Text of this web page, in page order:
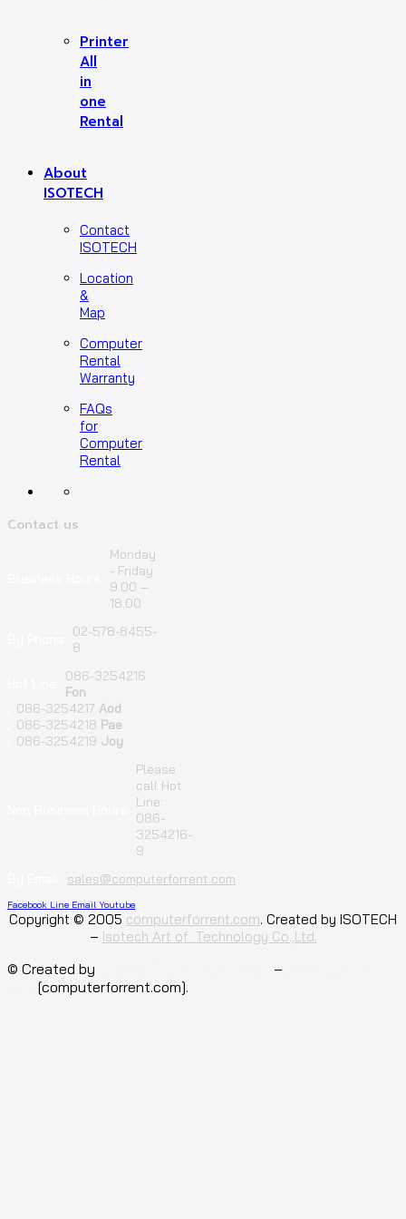
Printer
All
in
one
Rental
About
ISOTECH
Contact
ISOTECH
Location
&
Map
Computer
Rental
Warranty
FAQs
for
Computer
Rental
Contact us
Monday
- Friday
9.00 –
18.00
02-578-8455-
8
086-3254216
Fon
086-3254217 Aod
086-3254218 Pae
086-3254219 Joy
Please
call Hot
Line:
086-
3254216-
9
sales@computerforrent.com
Facebook Line Email Youtube
Copyright © 2005 computerforrent.com. Created by ISOTECH
– Isotech Art of Technology Co.,Ltd.
© Created by –
[computerforrent.com].